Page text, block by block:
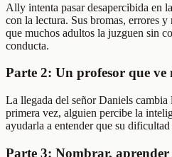
Ally intenta pasar desapercibida en
con la lectura. Sus bromas, errores
que muchos adultos la juzguen sin
conducta.
Parte 2: Un profesor que ve
La llegada del señor Daniels
primera vez, alguien percibe la
ayudarla a entender que su
Parte 3: Nombrar, aprender